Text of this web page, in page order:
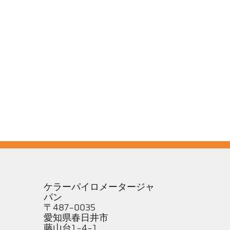
ケラーパイロメータージャ
パン
〒487-0035
愛知県春日井市